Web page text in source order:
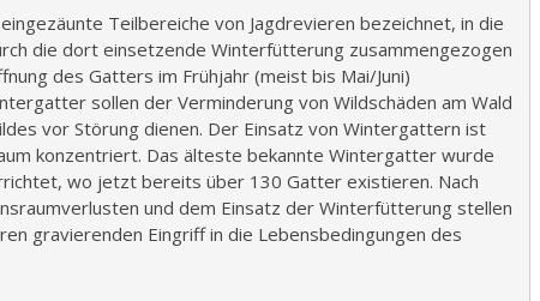
Teilbereiche von Jagdrevieren bezeichnet, in die
die dort einsetzende Winterfütterung zusammengezogen
des Gatters im Frühjahr (meist bis Mai/Juni)
sollen der Verminderung von Wildschäden am Wald
vor Störung dienen. Der Einsatz von Wintergattern ist
konzentriert. Das älteste bekannte Wintergatter wurde
wo jetzt bereits über 130 Gatter existieren. Nach
und dem Einsatz der Winterfütterung stellen
gravierenden Eingriff in die Lebensbedingungen des